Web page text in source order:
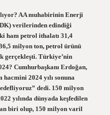
AA muhabirinin Enerji
verilerinden edindiği
ham petrol ithalatı 31,4
milyon ton, petrol ürünü
gerçekleşti. Türkiye’nin
Cumhurbaşkanı Erdoğan,
2024 yılı sonuna
dedi. 150 milyon
yılında dünyada keşfedilen
biri olup, 150 milyon varil